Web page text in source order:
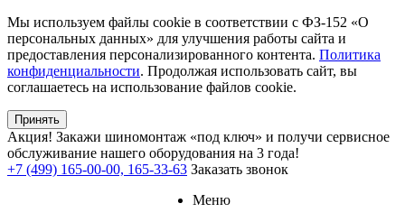
Мы используем файлы cookie в соответствии с ФЗ-152 «О
персональных данных» для улучшения работы сайта и
предоставления персонализированного контента. Политика
конфиденциальности. Продолжая использовать сайт, вы
соглашаетесь на использование файлов cookie.
Принять
Акция! Закажи шиномонтаж «под ключ» и получи сервисное
обслуживание нашего оборудования на 3 года!
+7 (499) 165-00-00, 165-33-63 Заказать звонок
Меню